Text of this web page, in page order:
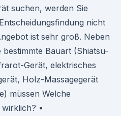
suchen, werden Sie
nicht
ist sehr groß. Neben
Bauart (Shiatsu-
Gerät, elektrisches
Holz-Massagegerät
müssen Welche
•